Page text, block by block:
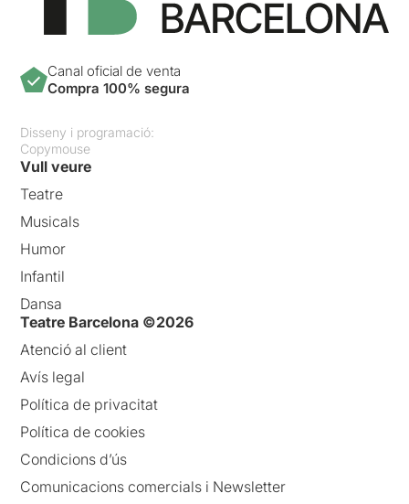
Canal oficial de venta
Compra 100% segura
Disseny i programació:
Copymouse
Vull veure
Teatre
Musicals
Humor
Infantil
Dansa
Teatre Barcelona ©2026
Atenció al client
Avís legal
Política de privacitat
Política de cookies
Condicions d’ús
Comunicacions comercials i Newsletter